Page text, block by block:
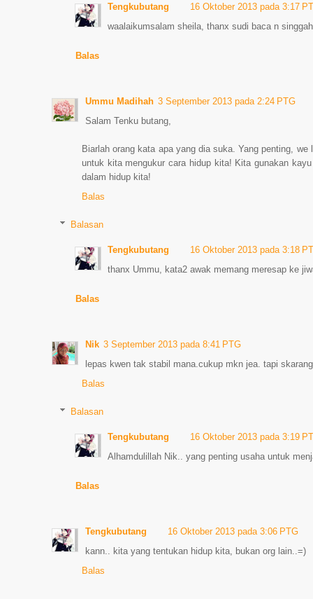
Tengkubutang
16 Oktober 2013 pada 3:17
waalaikumsalam sheila, thanx sudi baca n
Balas
Ummu Madihah 3 September 2013 pada 2:24 PTG
Salam Tenku butang,
Biarlah orang kata apa yang dia suka. Yang penting,
untuk kita mengukur cara hidup kita! Kita gunakan
dalam hidup kita!
Balas
Balasan
Tengkubutang
16 Oktober 2013 pada 3:18
thanx Ummu, kata2 awak memang meresap ke
Balas
Nik 3 September 2013 pada 8:41 PTG
lepas kwen tak stabil mana.cukup mkn jea. tapi
Balas
Balasan
Tengkubutang
16 Oktober 2013 pada 3:19
Alhamdulillah Nik.. yang penting usaha untuk
Balas
Tengkubutang
16 Oktober 2013 pada 3:06 PTG
kann.. kita yang tentukan hidup kita, bukan org lain..=)
Balas